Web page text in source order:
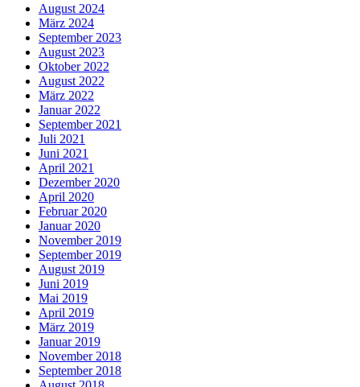
August 2024
März 2024
September 2023
August 2023
Oktober 2022
August 2022
März 2022
Januar 2022
September 2021
Juli 2021
Juni 2021
April 2021
Dezember 2020
April 2020
Februar 2020
Januar 2020
November 2019
September 2019
August 2019
Juni 2019
Mai 2019
April 2019
März 2019
Januar 2019
November 2018
September 2018